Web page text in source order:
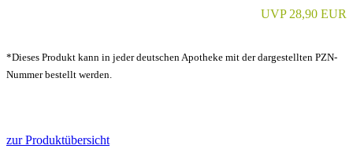
UVP 28,90 EUR
*Dieses Produkt kann in jeder deutschen Apotheke mit der dargestellten PZN-
Nummer bestellt werden.
zur Produktübersicht